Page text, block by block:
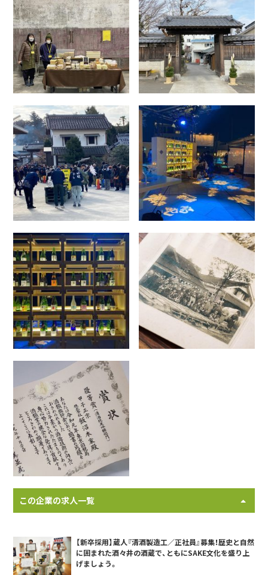
この企業の求人一覧
【新卒採用】蔵人『清酒製造工／正社員』募集！歴史と自然
に囲まれた酒々井の酒蔵で、ともにSAKE文化を盛り上
げましょう。